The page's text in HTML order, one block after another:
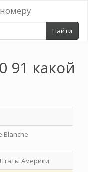
Найти
91 какой
Blanche
Америки